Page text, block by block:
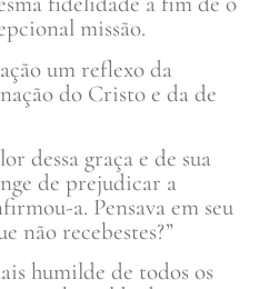
missão.
um reflexo da
do Cristo e da de
dessa graça e de sua
de prejudicar a
a. Pensava em seu
não recebestes?”
humilde de todos os